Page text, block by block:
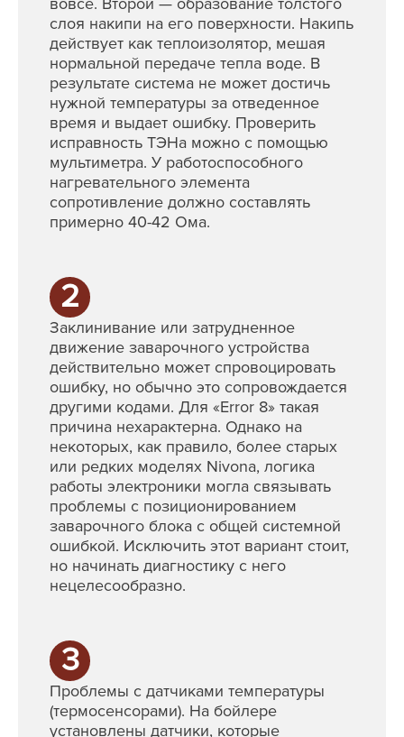
слоя накипи на его поверхности. Накипь
действует как теплоизолятор, мешая
нормальной передаче тепла воде. В
результате система не может достичь
нужной температуры за отведенное
время и выдает ошибку. Проверить
исправность ТЭНа можно с помощью
мультиметра. У работоспособного
нагревательного элемента
сопротивление должно составлять
примерно 40-42 Ома.
2
Заклинивание или затрудненное
движение заварочного устройства
действительно может спровоцировать
ошибку, но обычно это сопровождается
другими кодами. Для «Error 8» такая
причина нехарактерна. Однако на
некоторых, как правило, более старых
или редких моделях Nivona, логика
работы электроники могла связывать
проблемы с позиционированием
заварочного блока с общей системной
ошибкой. Исключить этот вариант стоит,
но начинать диагностику с него
нецелесообразно.
3
Проблемы с датчиками температуры
(термосенсорами). На бойлере
установлены датчики, которые